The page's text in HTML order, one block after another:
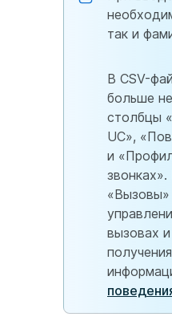
так и
В CSV-
больше
столбцы
UC»,
и
вызовах